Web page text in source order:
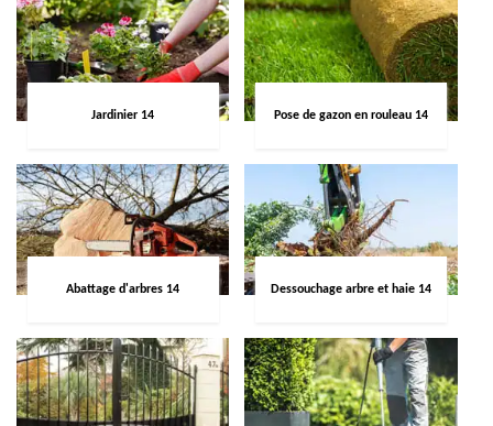
Jardinier 14 Pose de gazon en rouleau 14
Abattage d'arbres 14 Dessouchage arbre et haie 14